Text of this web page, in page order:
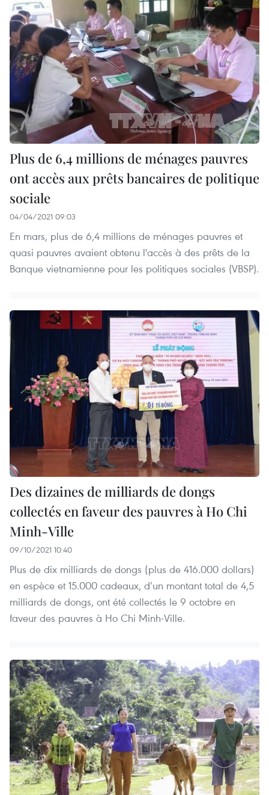
Plus de 6,4 millions de ménages pauvres
ont accès aux prêts bancaires de politique
sociale
04/04/2021 09:03
En mars, plus de 6,4 millions de ménages pauvres et
quasi pauvres avaient obtenu l'accès à des prêts de la
Banque vietnamienne pour les politiques sociales (VBSP).
Des dizaines de milliards de dongs
collectés en faveur des pauvres à Ho Chi
Minh-Ville
09/10/2021 10:40
Plus de dix milliards de dongs (plus de 416.000 dollars)
en espèce et 15.000 cadeaux, d’un montant total de 4,5
milliards de dongs, ont été collectés le 9 octobre en
faveur des pauvres à Ho Chi Minh-Ville.